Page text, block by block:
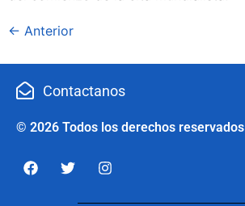
← Anterior
Contactanos
© 2026 Todos los derechos reservados